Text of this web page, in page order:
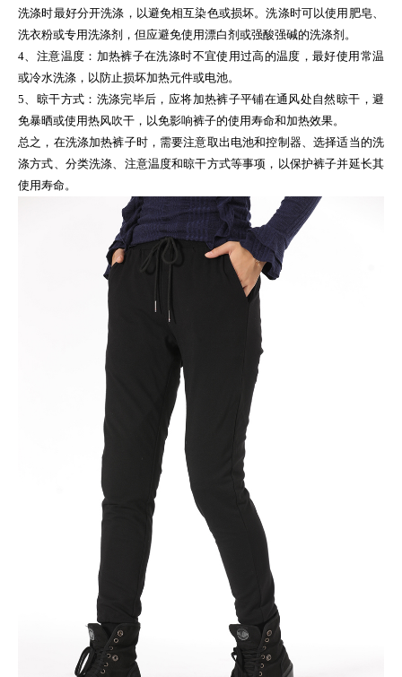
洗涤时最好分开洗涤，以避免相互染色或损坏。洗涤时可以使用肥皂、
洗衣粉或专用洗涤剂，但应避免使用漂白剂或强酸强碱的洗涤剂。
4、注意温度：加热裤子在洗涤时不宜使用过高的温度，最好使用常温
或冷水洗涤，以防止损坏加热元件或电池。
5、晾干方式：洗涤完毕后，应将加热裤子平铺在通风处自然晾干，避
免暴晒或使用热风吹干，以免影响裤子的使用寿命和加热效果。
总之，在洗涤加热裤子时，需要注意取出电池和控制器、选择适当的洗
涤方式、分类洗涤、注意温度和晾干方式等事项，以保护裤子并延长其
使用寿命。